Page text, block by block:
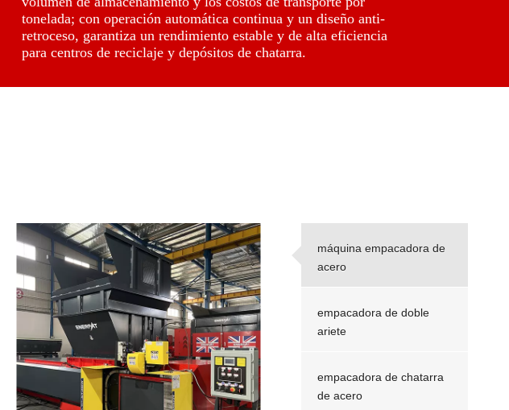
tonelada; con operación automática continua y un diseño anti-
retroceso, garantiza un rendimiento estable y de alta eficiencia
para centros de reciclaje y depósitos de chatarra.
máquina empacadora de
acero
empacadora de doble
ariete
empacadora de chatarra
de acero